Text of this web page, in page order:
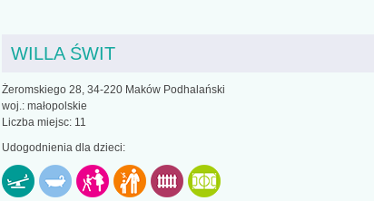
WILLA ŚWIT
Żeromskiego 28, 34-220 Maków Podhalański
woj.: małopolskie
Liczba miejsc: 11
Udogodnienia dla dzieci: